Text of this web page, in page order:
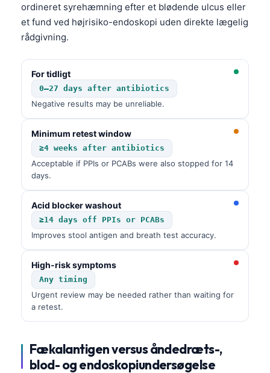
ordineret syrehæmning efter et blødende ulcus eller
et fund ved højrisiko-endoskopi uden direkte lægelig
rådgivning.
For tidligt
0–27 days after antibiotics
Negative results may be unreliable.
Minimum retest window
≥4 weeks after antibiotics
Acceptable if PPIs or PCABs were also stopped for 14
days.
Acid blocker washout
≥14 days off PPIs or PCABs
Improves stool antigen and breath test accuracy.
High-risk symptoms
Any timing
Urgent review may be needed rather than waiting for
a retest.
Fækalantigen versus åndedræts-,
blod- og endoskopiundersøgelse
ગુજરાતી
ಕನ್ನಡ
മലയാളം
Bahasa Melayu
Tiếng Việt
Tagalog
ဗမာစာ
ភាសាខ្មែរ
አማርኛ
Українська
Català
Қазақ тілі
Hrvatski
Slovenčina